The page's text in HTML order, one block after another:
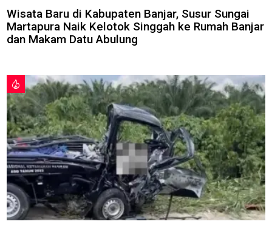
Wisata Baru di Kabupaten Banjar, Susur Sungai
Martapura Naik Kelotok Singgah ke Rumah Banjar
dan Makam Datu Abulung